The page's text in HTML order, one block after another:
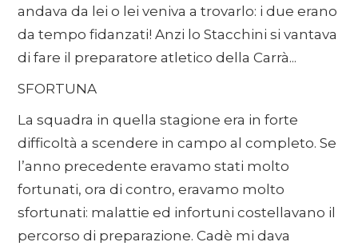
andava da lei o lei veniva a trovarlo: i due erano
da tempo fidanzati! Anzi lo Stacchini si vantava
di fare il preparatore atletico della Carrà...
SFORTUNA
La squadra in quella stagione era in forte
difficoltà a scendere in campo al completo. Se
l’anno precedente eravamo stati molto
fortunati, ora di contro, eravamo molto
sfortunati: malattie ed infortuni costellavano il
percorso di preparazione. Cadè mi dava